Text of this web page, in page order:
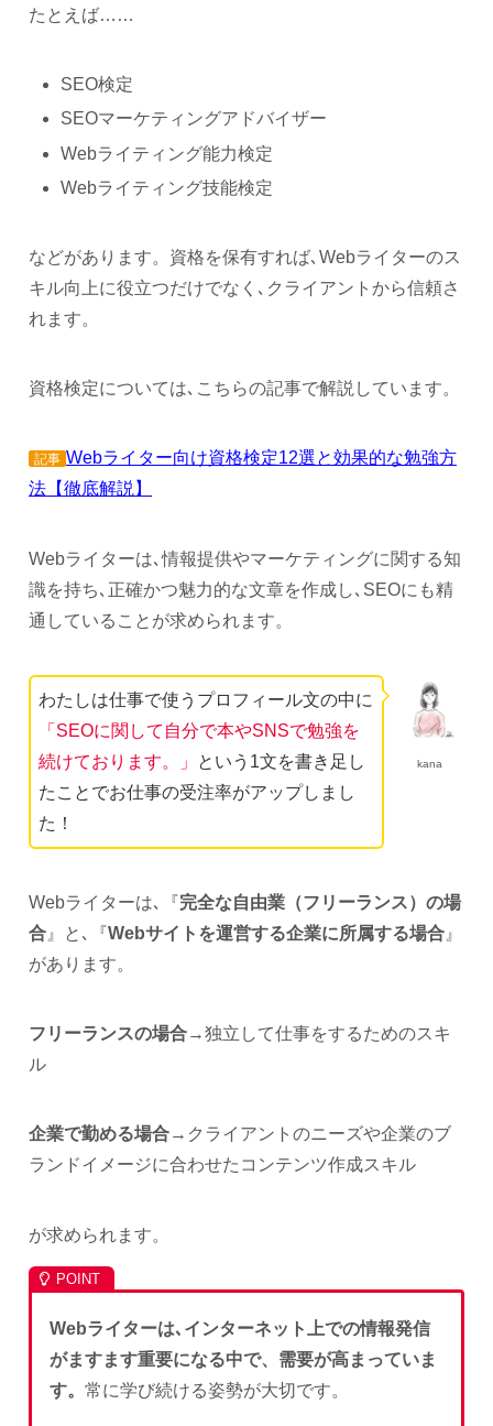
たとえば……
SEO検定
SEOマーケティングアドバイザー
Webライティング能力検定
Webライティング技能検定
などがあります。資格を保有すれば､Webライターのス
キル向上に役立つだけでなく､クライアントから信頼さ
れます。
資格検定については､こちらの記事で解説しています。
記事 Webライター向け資格検定12選と効果的な勉強方
法【徹底解説】
Webライターは､情報提供やマーケティングに関する知
識を持ち､正確かつ魅力的な文章を作成し､SEOにも精
通していることが求められます。
kana
わたしは仕事で使うプロフィール文の中に
「SEOに関して自分で本やSNSで勉強を
続けております。」
という1文を書き足し
たことでお仕事の受注率がアップしまし
た！
Webライターは､『完全な自由業（フリーランス）の場
合 』と､『Webサイトを運営する企業に所属する場合 』
があります。
フリーランスの場合→独立して仕事をするためのスキ
ル
企業で勤める場合→クライアントのニーズや企業のブ
ランドイメージに合わせたコンテンツ作成スキル
が求められます。
Webライターは､インターネット上での情報発信
がますます重要になる中で、需要が高まっていま
す。 常に学び続ける姿勢が大切です。